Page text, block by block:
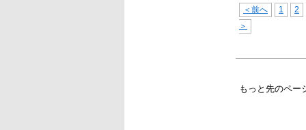
＜前へ 1
2
＞
もっと先のペー